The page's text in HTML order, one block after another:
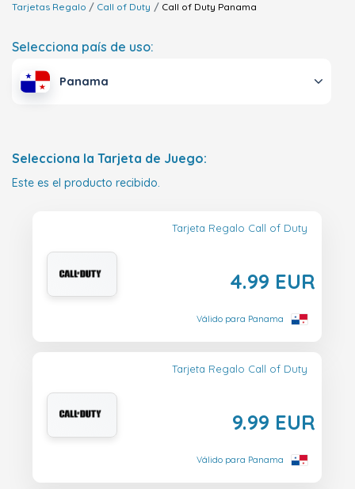
Tarjetas Regalo Call of Duty Call of Duty Panama
Selecciona país de uso:
Panama
Selecciona la Tarjeta de Juego:
Este es el producto recibido.
Tarjeta Regalo Call of Duty
4.99 EUR
Válido para Panama
Tarjeta Regalo Call of Duty
9.99 EUR
Válido para Panama